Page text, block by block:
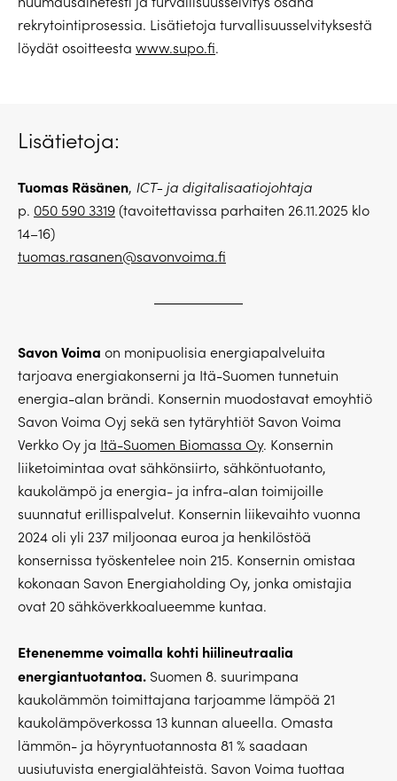
rekrytointiprosessia. Lisätietoja turvallisuusselvityksestä
löydät osoitteesta www.supo.fi.
Lisätietoja:
Tuomas Räsänen, ICT- ja digitalisaatiojohtaja
p. 050 590 3319(tavoitettavissa parhaiten 26.11.2025 klo
14–16)
tuomas.rasanen@savonvoima.fi
Savon Voima on monipuolisia energiapalveluita
tarjoava energiakonserni ja Itä-Suomen tunnetuin
energia-alan brändi. Konsernin muodostavat emoyhtiö
Savon Voima Oyj sekä sen tytäryhtiöt Savon Voima
Verkko Oy ja Itä-Suomen Biomassa Oy. Konsernin
liiketoimintaa ovat sähkönsiirto, sähköntuotanto,
kaukolämpö ja energia- ja infra-alan toimijoille
suunnatut erillispalvelut. Konsernin liikevaihto vuonna
2024 oli yli 237 miljoonaa euroa ja henkilöstöä
konsernissa työskentelee noin 215. Konsernin omistaa
kokonaan Savon Energiaholding Oy, jonka omistajia
ovat 20 sähköverkkoalueemme kuntaa.
Etenenemme voimalla kohti hiilineutraalia
energiantuotantoa. Suomen 8. suurimpana
kaukolämmön toimittajana tarjoamme lämpöä 21
kaukolämpöverkossa 13 kunnan alueella. Omasta
lämmön- ja höyryntuotannosta 81 % saadaan
uusiutuvista energialähteistä. Savon Voima tuottaa